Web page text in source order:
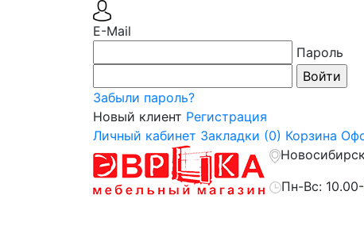
E-Mail
Пароль
Забыли пароль?
Новый клиент Регистрация
Личный кабинет Закладки (0) Корзина
Пн-Вс: